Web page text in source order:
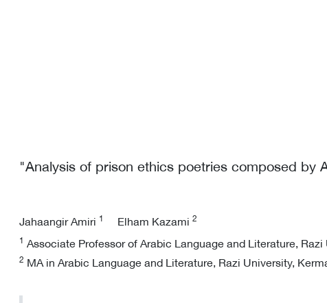
"Analysis of prison ethics poetries composed by
Jahaangir Amiri 1 Elham Kazami 2
1 Associate Professor of Arabic Language and Literature,
2 MA in Arabic Language and Literature, Razi University,